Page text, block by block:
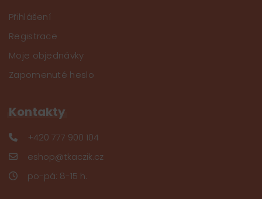
Přihlášení
Registrace
Moje objednávky
Zapomenuté heslo
Kontakty
+420 777 900 104
eshop@tkaczik.cz
po-pá: 8-15 h.